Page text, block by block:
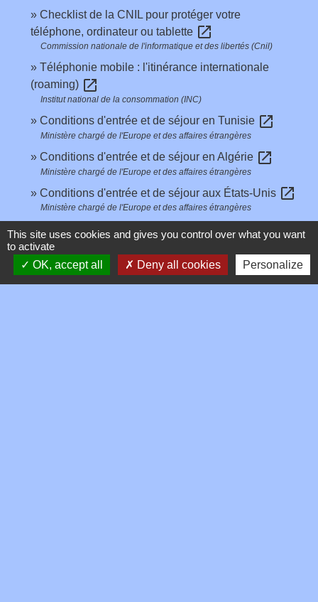
Checklist de la CNIL pour protéger votre
téléphone, ordinateur ou tablette open_in_new
Commission nationale de l'informatique et des libertés (Cnil)
Téléphonie mobile : l'itinérance internationale
(roaming) open_in_new
Institut national de la consommation (INC)
Conditions d'entrée et de séjour en Tunisie open_in_new
Ministère chargé de l'Europe et des affaires étrangères
Conditions d'entrée et de séjour en Algérie open_in_new
Ministère chargé de l'Europe et des affaires étrangères
Conditions d'entrée et de séjour aux États-Unis open_in_new
Ministère chargé de l'Europe et des affaires étrangères
Conditions d'entrée et de séjour au Maroc open_in_new
Ministère chargé de l'Europe et des affaires étrangères
Conditions d'entrée et de séjour en Russieopen_in_new
This site uses cookies and gives you control over what you want
to activate
OK, accept all
Deny all cookies Personalize